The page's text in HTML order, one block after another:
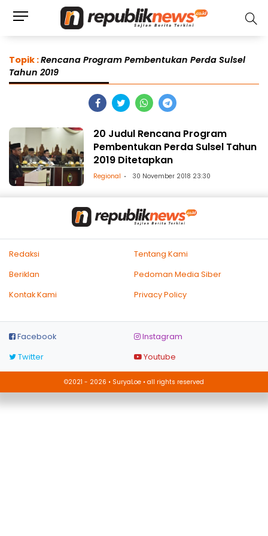
Topik :Rencana Program Pembentukan Perda Sulsel
Tahun 2019
20 Judul Rencana Program
Pembentukan Perda Sulsel Tahun
2019 Ditetapkan
Regional 30 November 2018 23:30
Redaksi
Tentang Kami
Beriklan
Pedoman Media Siber
Kontak Kami
Privacy Policy
Facebook
Instagram
Twitter
Youtube
©2021 - 2026 • SuryaLoe • all rights reserved